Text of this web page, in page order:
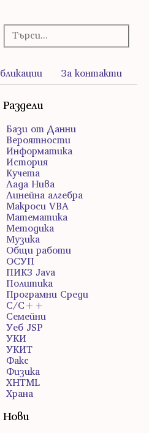
За контакти
Раздели
Бази от Данни
Вероятности
Информатика
История
Кучета
Лада Нива
Линейна алгебра
Макроси VBA
Математика
Методика
Музика
Общи работи
ОСУП
ПИК3 Java
Политика
Програмни Среди
С/С++
Семейни
Уеб JSP
УКИ
УКИТ
Факс
Физика
ХHTML
Храна
Нови